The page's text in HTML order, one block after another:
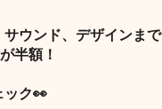
ウンド、デザインまで
半額！
ック👀